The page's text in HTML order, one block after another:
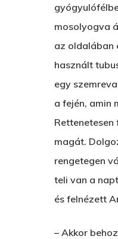
mosolyogva
az oldalában
használt
egy
a fején, amin
magát.
rengetegen
teli van a
és felnézett
– Akkor